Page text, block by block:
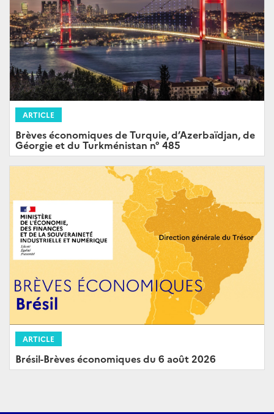
ARTICLE
Brèves économiques de Turquie, d’Azerbaïdjan, de
Géorgie et du Turkménistan n° 485
ARTICLE
Brésil-Brèves économiques du 6 août 2026